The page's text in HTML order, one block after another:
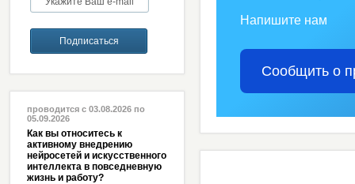
проводится с 03.08.2026 по
05.09.2026
Как вы относитесь к
активному внедрению
нейросетей и искусственного
интеллекта в повседневную
жизнь и работу?
Напишите нам
Сообщить о